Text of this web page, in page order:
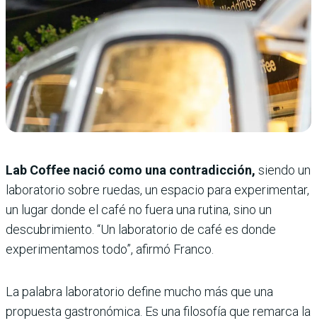
Lab Coffee nació como una contradicción, siendo un
laboratorio sobre ruedas, un espacio para experimentar,
un lugar donde el café no fuera una rutina, sino un
descubrimiento. “Un laboratorio de café es donde
experimentamos todo”, afirmó Franco.
La palabra laboratorio define mucho más que una
propuesta gastronómica. Es una filosofía que remarca la